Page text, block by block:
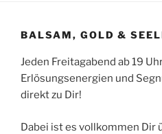
BALSAM, GOLD &
Jeden Freitagabend ab 19
Erlösungsenergien und
direkt zu Dir!
Dabei ist es vollkommen Dir